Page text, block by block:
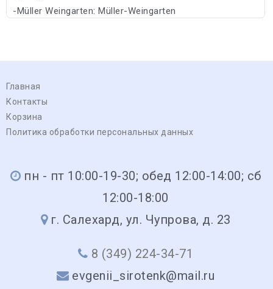
-Müller Weingarten: Müller-Weingarten
Главная
Контакты
Корзина
Политика обработки персональных данных
пн - пт 10:00-19-30; обед 12:00-14:00; сб
12:00-18:00
г. Салехард, ул. Чупрова, д. 23
8 (349) 224-34-71
evgenii_sirotenk@mail.ru